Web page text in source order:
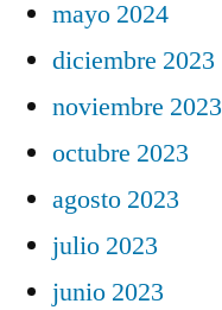
mayo 2024
diciembre 2023
noviembre 2023
octubre 2023
agosto 2023
julio 2023
junio 2023